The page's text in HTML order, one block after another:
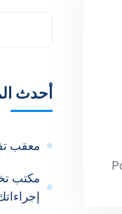
أحدث
معقب
مكتب